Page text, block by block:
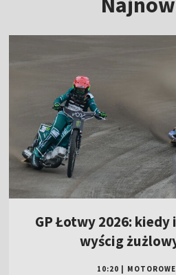
GP Łotwy 2026:
wyścig
10:20 MOTOROWE